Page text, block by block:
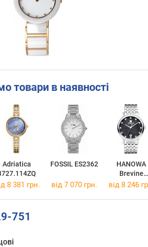
товари в наявності
Adriatica
FOSSIL ES2362
HANOWA
Brevine
8 381 грн. від 7 070 грн. від 8 246
751